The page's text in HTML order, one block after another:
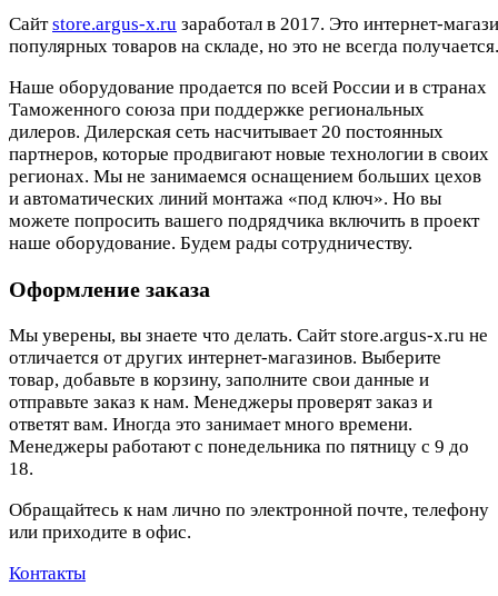
Cайтstore.argus-x.ru заработал в 2017. Это интернет-
популярных товаров на складе, но это не всегда
Наше оборудование продается по всей России и в странах
Таможенного союза при поддержке региональных
дилеров. Дилерская сеть насчитывает 20 постоянных
партнеров, которые продвигают новые технологии в своих
регионах. Мы не занимаемся оснащением больших цехов
и автоматических линий монтажа «под ключ». Но вы
можете попросить вашего подрядчика включить в проект
наше оборудование. Будем рады сотрудничеству.
Оформление заказа
Мы уверены, вы знаете что делать. Сайт store.argus-x.ru не
отличается от других интернет-магазинов. Выберите
товар, добавьте в корзину, заполните свои данные и
отправьте заказ к нам. Менеджеры проверят заказ и
ответят вам. Иногда это занимает много времени.
Менеджеры работают с понедельника по пятницу с 9 до
18.
Обращайтесь к нам лично по электронной почте, телефону
или приходите в офис.
Контакты